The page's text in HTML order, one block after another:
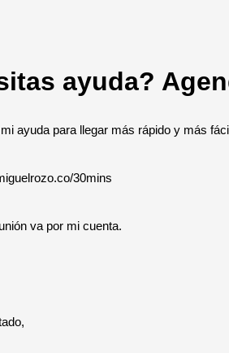
ayuda?
ayuda para llegar más rápido y más
30mins
va por mi cuenta.